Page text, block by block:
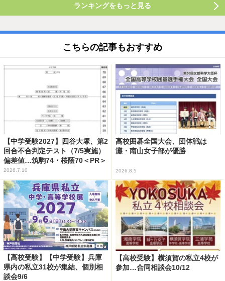
ランキングをもっと見る
こちらの記事もおすすめ
【中学受験2027】四谷大塚、第2
回合不合判定テスト（7/5実施）
偏差値…筑駒74・桜蔭70＜PR＞
2026.7.10
高校囲碁全国大会、団体戦は
灘・南山女子部が優勝
2026.8.5
【高校受験】【中学受験】兵庫
県内の私立31校が集結、個別相
談会9/6
【高校受験】横須賀の私立4校が
参加…合同相談会10/12